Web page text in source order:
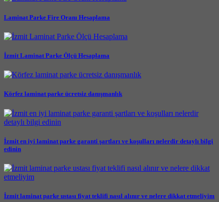
Laminat Parke Fire Oranı Hesaplama
İzmit Laminat Parke Ölçü Hesaplama
Körfez laminat parke ücretsiz danışmanlık
İzmit en iyi laminat parke garanti şartları ve koşulları nelerdir detaylı bilgi
edinin
İzmit laminat parke ustası fiyat teklifi nasıl alınır ve nelere dikkat etmeliyim